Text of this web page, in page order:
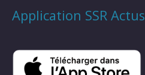
Application SSR Actus